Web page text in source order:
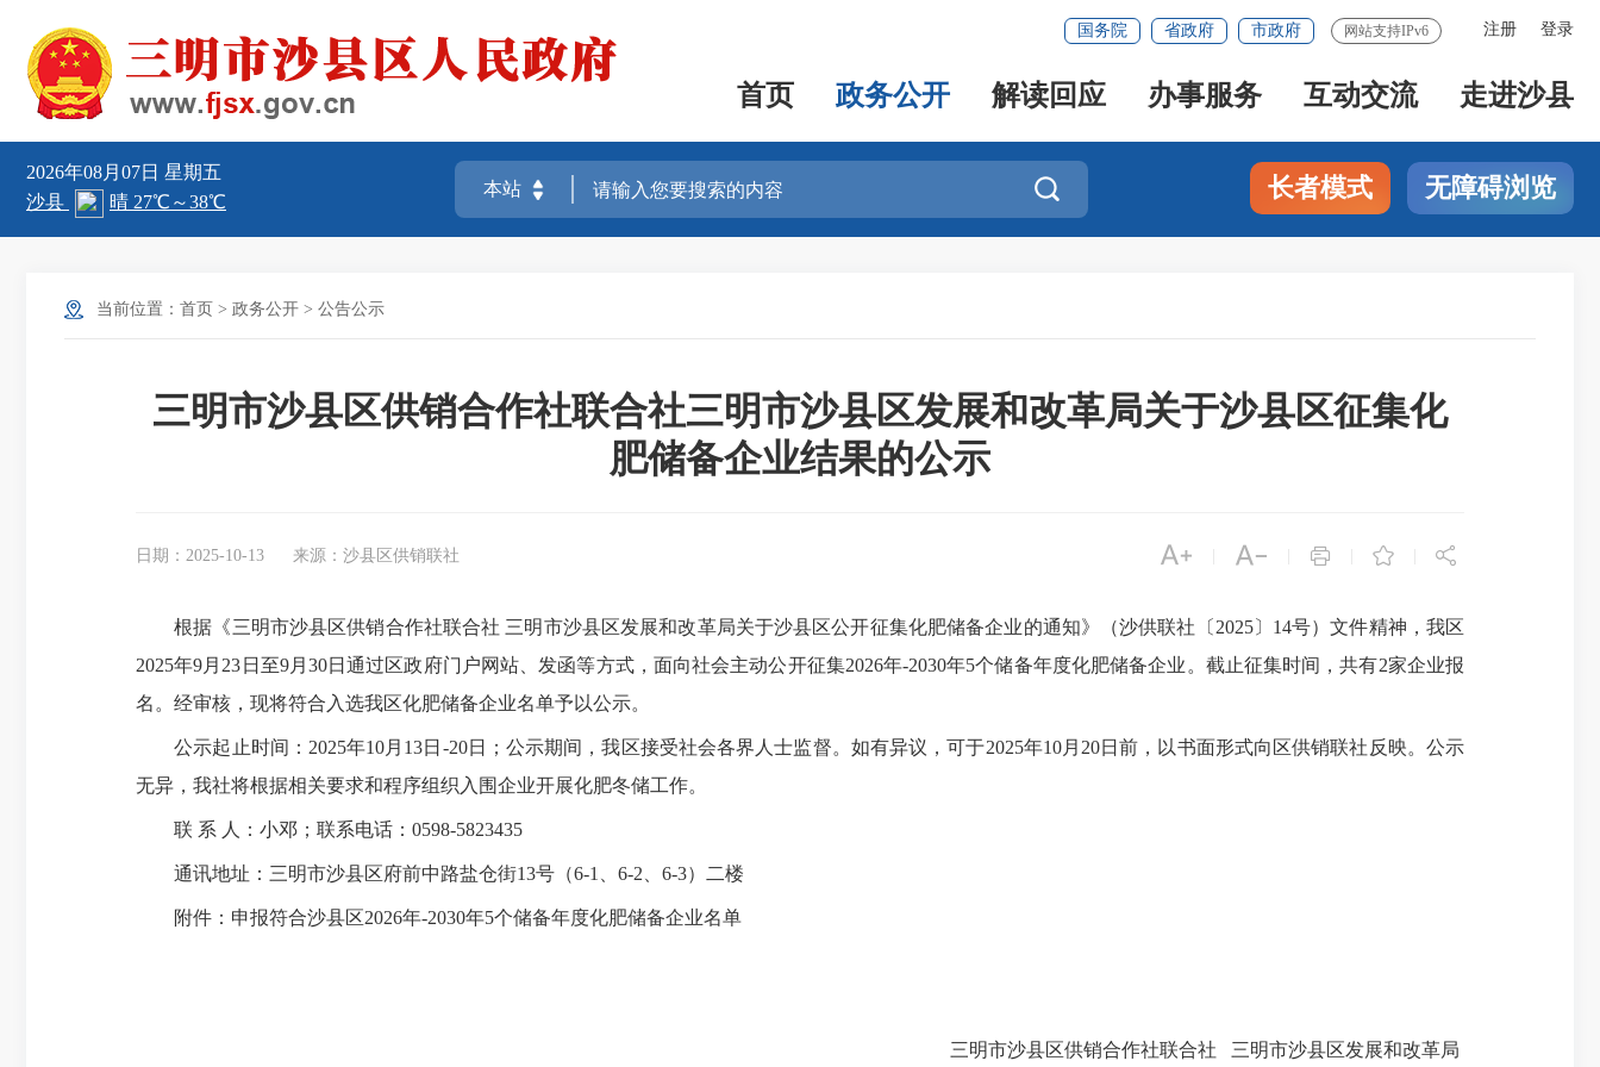
注册 登录
国务院 省政府 市政府 网站支持IPv6
首页 政务公开 解读回应 办事服务 互动交流 走进沙县
2026年08月07日 星期五
 长者模式 无障碍浏览
当前位置： 首页 > 政务公开 > 公告公示
三明市沙县区供销合作社联合社三明市沙县区发展和改革局关于沙县区征集化
肥储备企业结果的公示
日期：2025-10-13 来源：沙县区供销联社     
根据《三明市沙县区供销合作社联合社 三明市沙县区发展和改革局关于沙县区公开征集化肥储备企业的通知》（沙供联社〔2025〕14号）文件精神，我区
2025年9月23日至9月30日通过区政府门户网站、发函等方式，面向社会主动公开征集2026年-2030年5个储备年度化肥储备企业。截止征集时间，共有2家企业报
名。经审核，现将符合入选我区化肥储备企业名单予以公示。
公示起止时间：2025年10月13日-20日；公示期间，我区接受社会各界人士监督。如有异议，可于2025年10月20日前，以书面形式向区供销联社反映。公示
无异，我社将根据相关要求和程序组织入围企业开展化肥冬储工作。
联 系 人：小邓；联系电话：0598-5823435
通讯地址：三明市沙县区府前中路盐仓街13号（6-1、6-2、6-3）二楼
附件：申报符合沙县区2026年-2030年5个储备年度化肥储备企业名单
三明市沙县区供销合作社联合社 三明市沙县区发展和改革局